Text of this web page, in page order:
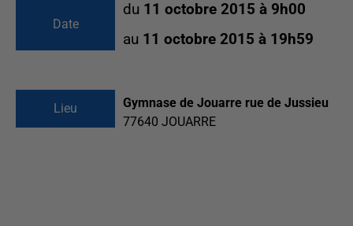
Date
du 11 octobre 2015 à 9h00
au 11 octobre 2015 à 19h59
Lieu
Gymnase de Jouarre rue de Jussieu
77640 JOUARRE